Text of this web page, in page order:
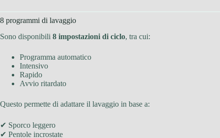
8 programmi di lavaggio
Sono disponibili 8 impostazioni di ciclo, tra cui:
Programma automatico
Intensivo
Rapido
Avvio ritardato
Questo permette di adattare il lavaggio in base a:
✔ Sporco leggero
✔ Pentole incrostate